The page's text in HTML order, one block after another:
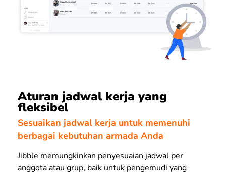
Aturan jadwal kerja yang
fleksibel
Sesuaikan jadwal kerja untuk memenuhi
berbagai kebutuhan armada Anda
Jibble memungkinkan penyesuaian jadwal per
anggota atau grup, baik untuk pengemudi yang